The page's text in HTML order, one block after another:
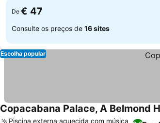
De € 47
Consulte os preços de 16 sites
Escolha popular
Copacabana Palace, A Belmond
Piscina externa aquecida com música